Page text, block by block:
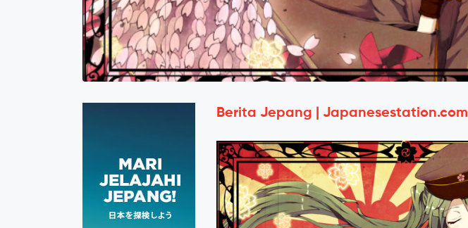
Berita Jepang | Japanesestation.com